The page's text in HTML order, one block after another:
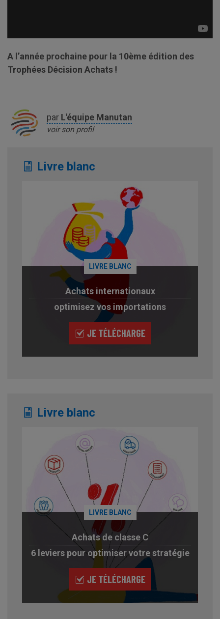
A l’année prochaine pour la 10ème édition des
Trophées Décision Achats !
par L'équipe Manutan
voir son profil
Livre blanc
LIVRE BLANC
Achats internationaux
optimisez vos importations
JE TÉLÉCHARGE
Livre blanc
LIVRE BLANC
Achats de classe C
6 leviers pour optimiser votre stratégie
JE TÉLÉCHARGE